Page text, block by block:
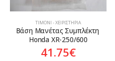
ΤΙΜΌΝΙ - ΧΕΙΡΙΣΤΉΡΙΑ
Βάση Μανέτας Συμπλέκτη
Honda XR-250/600
41.75€